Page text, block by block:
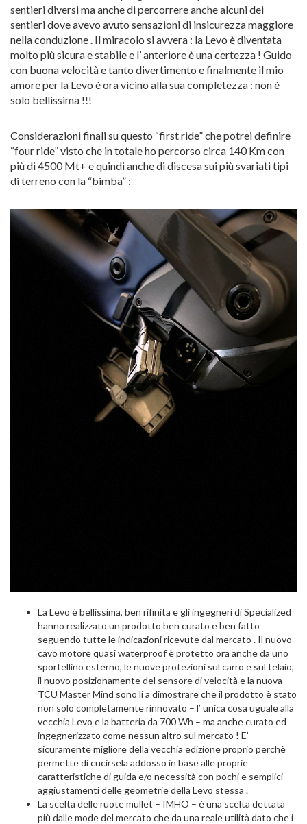
sentieri diversi ma anche di percorrere anche alcuni dei
sentieri dove avevo avuto sensazioni di insicurezza maggiore
nella conduzione . Il miracolo si avvera : la Levo è diventata
molto più sicura e stabile e l’ anteriore è una certezza ! Guido
con buona velocità e tanto divertimento e finalmente il mio
amore per la Levo è ora vicino alla sua completezza : non è
solo bellissima !!!
Considerazioni finali su questo “first ride” che potrei definire
“four ride” visto che in totale ho percorso circa 140 Km con
più di 4500 Mt+ e quindi anche di discesa sui più svariati tipi
di terreno con la “bimba” :
La Levo è bellissima, ben rifinita e gli ingegneri di Specialized
hanno realizzato un prodotto ben curato e ben fatto
seguendo tutte le indicazioni ricevute dal mercato . Il nuovo
cavo motore quasi waterproof è protetto ora anche da uno
sportellino esterno, le nuove protezioni sul carro e sul telaio,
il nuovo posizionamente del sensore di velocità e la nuova
TCU Master Mind sono li a dimostrare che il prodotto è stato
non solo completamente rinnovato – l’ unica cosa uguale alla
vecchia Levo e la batteria da 700 Wh – ma anche curato ed
ingegnerizzato come nessun altro sul mercato ! E’
sicuramente migliore della vecchia edizione proprio perchè
permette di cucirsela addosso in base alle proprie
caratteristiche di guida e/o necessità con pochi e semplici
aggiustamenti delle geometrie della Levo stessa .
La scelta delle ruote mullet – IMHO – è una scelta dettata
più dalle mode del mercato che da una reale utilità dato che i